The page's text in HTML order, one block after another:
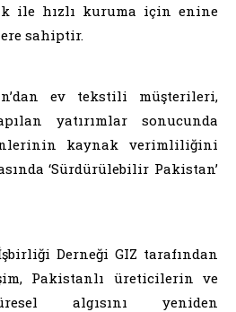
ile hızlı kuruma için enine
sahiptir.
ev tekstili müşterileri,
yatırımlar sonucunda
kaynak verimliliğini
‘Sürdürülebilir Pakistan’
Derneği GIZ tarafından
Pakistanlı üreticilerin ve
algısını yeniden